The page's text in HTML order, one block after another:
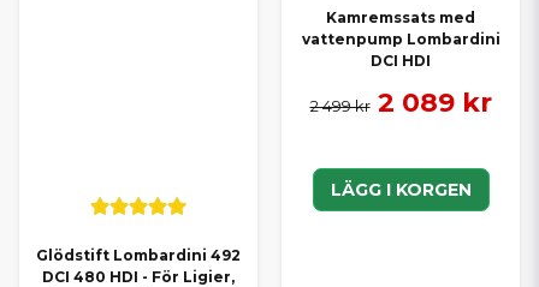
Glödstift Lombardini 492
DCI 480 HDI - För Ligier,
Kamremssats med
vattenpump Lombardini
DCI HDI
2 499 kr 2 089 kr
LÄGG I KORGEN